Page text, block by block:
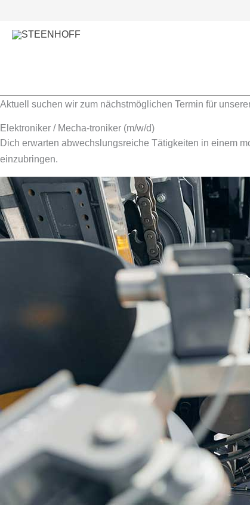
springen
Aktuell suchen wir zum nächstmöglichen Termin für
Elektroniker / Mecha-troniker (m/w/d)
Dich erwarten abwechslungsreiche Tätigkeiten in einem
einzubringen.